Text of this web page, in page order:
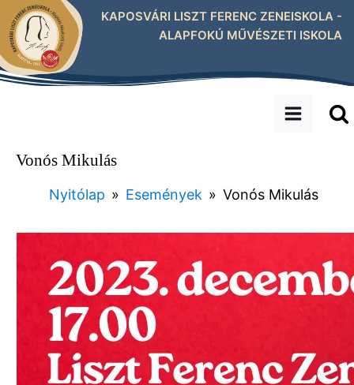
KAPOSVÁRI LISZT FERENC ZENEISKOLA -
ALAPFOKÚ MŰVÉSZETI ISKOLA
Vonós Mikulás
Nyitólap » Események » Vonós Mikulás